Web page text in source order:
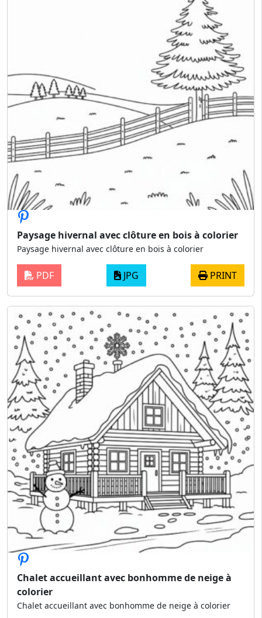
Paysage hivernal avec clôture en bois à colorier
Paysage hivernal avec clôture en bois à colorier
PDF JPG PRINT
Chalet accueillant avec bonhomme de neige à
colorier
Chalet accueillant avec bonhomme de neige à colorier